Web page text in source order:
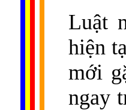
Luật
hiện
mới
ngay